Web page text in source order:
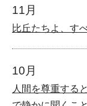
11月
比丘たちよ、す
10月
人間を尊重する